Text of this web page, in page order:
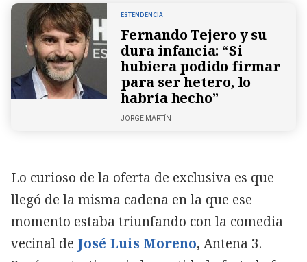
ESTENDENCIA
Fernando Tejero y su
dura infancia: “Si
hubiera podido firmar
para ser hetero, lo
habría hecho”
JORGE MARTÍN
Lo curioso de la oferta de exclusiva es que
llegó de la misma cadena en la que ese
momento estaba triunfando con la comedia
vecinal de José Luis Moreno, Antena 3.